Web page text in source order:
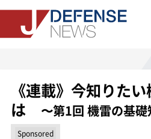
《連載》今知りた
は
〜第1回 機雷の基礎
Sponsored